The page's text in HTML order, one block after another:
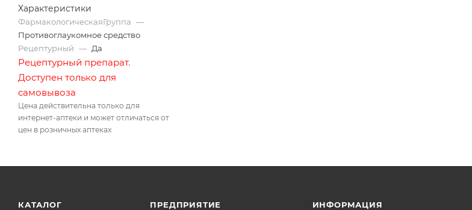
Характеристики
ФармакологическаяГруппа —
Противоглаукомное средство
Рецептурный — Да
Рецептурный препарат.
Доступен только для
самовывоза
Цена действительна только для
интернет-аптеки и может отличаться от
цен в розничных аптеках
КАТАЛОГ ПРЕДПРИЯТИЕ ИНФОРМАЦИЯ